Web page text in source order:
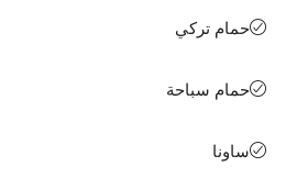
حمام تركي
حمام سباحة
ساونا